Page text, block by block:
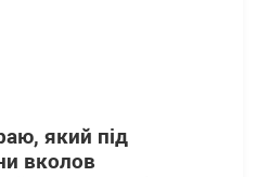
який під
вколов